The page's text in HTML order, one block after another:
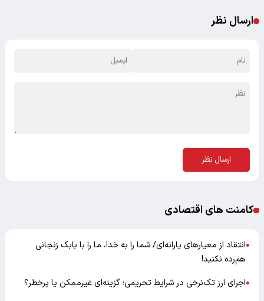
ارسال نظر
ارسال نظر
کامنت های اقتصادی
●انتقاد از معیارهای یارانه‌ای/ شما را به خدا، ما را با بابک زنجانی
هم‌رده نکنید!
●اجرای ارز تک‌نرخی در شرایط تحریمی؛ گزینه‌ای غیرممکن یا پرخطر؟